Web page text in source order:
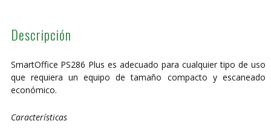
Descripción
SmartOffice PS286 Plus es adecuado para cualquier tipo de uso
que requiera un equipo de tamaño compacto y escaneado
económico.
Características